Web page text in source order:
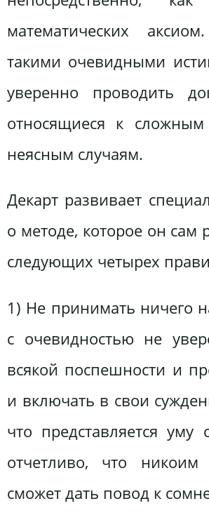
математических
такими очевидными
уверенно проводить
относящиеся к
неясным случаям.
Декарт развивает
о методе, которое он сам
следующих четырех
1) Не принимать ничего
с очевидностью не
всякой поспешности и
и включать в свои
что представляется уму
отчетливо, что
сможет дать повод к